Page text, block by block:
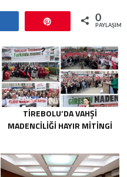
0
TIREBOLU’DA VAHŞI
MADENCILIĞI HAYIR MITINGI